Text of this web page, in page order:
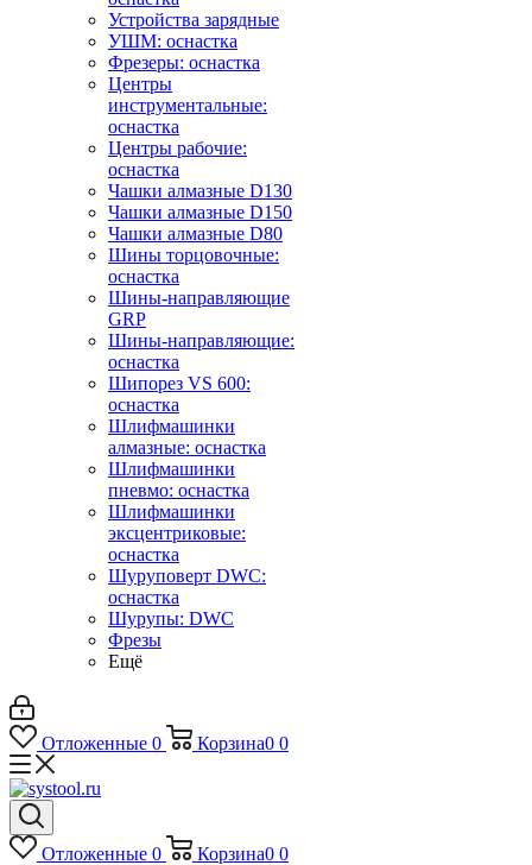
Устройства зарядные
УШМ: оснастка
Фрезеры: оснастка
Центры
инструментальные:
оснастка
Центры рабочие:
оснастка
Чашки алмазные D130
Чашки алмазные D150
Чашки алмазные D80
Шины торцовочные:
оснастка
Шины-направляющие
GRP
Шины-направляющие:
оснастка
Шипорез VS 600:
оснастка
Шлифмашинки
алмазные: оснастка
Шлифмашинки
пневмо: оснастка
Шлифмашинки
эксцентриковые:
оснастка
Шуруповерт DWC:
оснастка
Шурупы: DWC
Фрезы
Ещё
Отложенные 0 Корзина0 0
Отложенные 0 Корзина0 0